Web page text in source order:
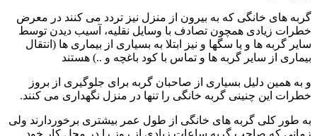
گربه های خانگی که به بیرون از منزل نیز تردد می کنند در معرض
خطرات زیادی همچون تصادف با وسایل نقلیه، آسیب دیدن توسط
سایر گربه ها و یا سگها و نیز ابتلا به بسیاری از بیماری ها (انتقال
بیماری از سایر گربه ها و تماس با کود باغچه و ..) هستند
و به همین دلیل بسیاری از صاحبان گربه برای جلوگیری از بروز
خطرات این چنینی گربه خانگی را تنها در منزل نگهداری می کنند.
به طور کلی گربه های خانگی از طول عمر بیشتری برخوردارند ولی